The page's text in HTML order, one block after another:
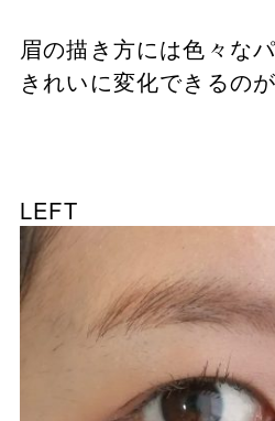
眉の描き方には色々な
きれいに変化できるの
LEFT